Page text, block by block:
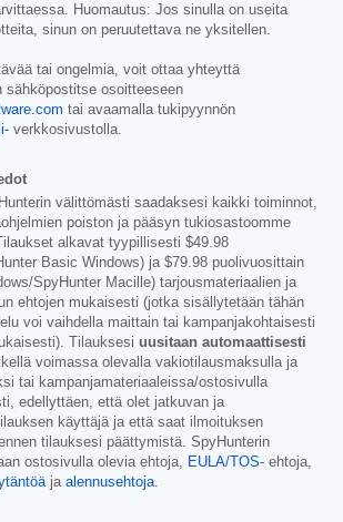
Huomautus: Jos sinulla on useita
sinun on peruutettava ne yksitellen.
tai ongelmia, voit ottaa yhteyttä
sähköpostitse osoitteeseen
tai avaamalla tukipyynnön
verkkosivustolla.
välittömästi saadaksesi kaikki toiminnot,
poiston ja pääsyn tukiosastoomme
alkavat tyypillisesti $49.98
Basic Windows) ja $79.98 puolivuosittain
SpyHunter Macille) tarjousmateriaalien ja
ehtojen mukaisesti (jotka sisällytetään tähän
voi vaihdella maittain tai kampanjakohtaisesti
Tilauksesi uusitaan automaattisesti
voimassa olevalla vakiotilausmaksulla ja
tai kampanjamateriaaleissa/ostosivulla
edellyttäen, että olet jatkuvan ja
käyttäjä ja että saat ilmoituksen
tilauksesi päättymistä. SpyHunterin
ostosivulla olevia ehtoja, EULA/TOS- ehtoja,
ja alennusehtoja.